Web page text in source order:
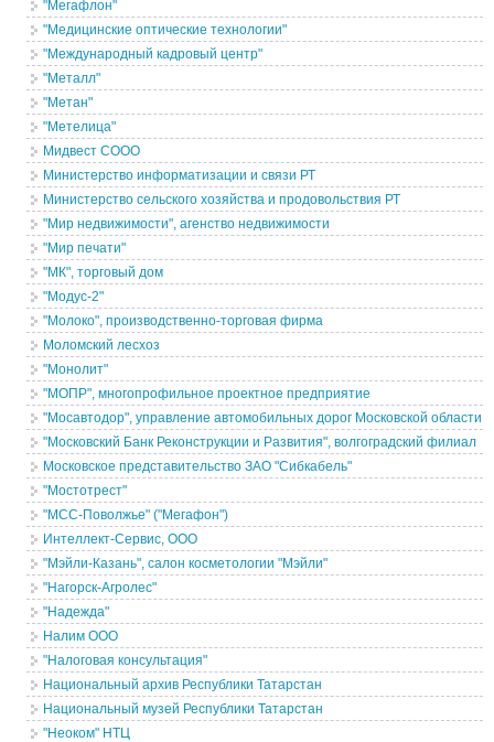
"Мегафлон"
"Медицинские оптические технологии"
"Международный кадровый центр"
"Металл"
"Метан"
"Метелица"
Мидвест СООО
Министерство информатизации и связи РТ
Министерство сельского хозяйства и продовольствия РТ
"Мир недвижимости", агенство недвижимости
"Мир печати"
"МК", торговый дом
"Модус-2"
"Молоко", производственно-торговая фирма
Моломский лесхоз
"Монолит"
"МОПР", многопрофильное проектное предприятие
"Мосавтодор", управление автомобильных дорог Московской области
"Московский Банк Реконструкции и Развития", волгоградский филиал
Московское представительство ЗАО "Сибкабель"
"Мостотрест"
"МСС-Поволжье" ("Мегафон")
Интеллект-Сервис, ООО
"Мэйли-Казань", салон косметологии "Мэйли"
"Нагорск-Агролес"
"Надежда"
Налим ООО
"Налоговая консультация"
Национальный архив Республики Татарстан
Национальный музей Республики Татарстан
"Неоком" НТЦ